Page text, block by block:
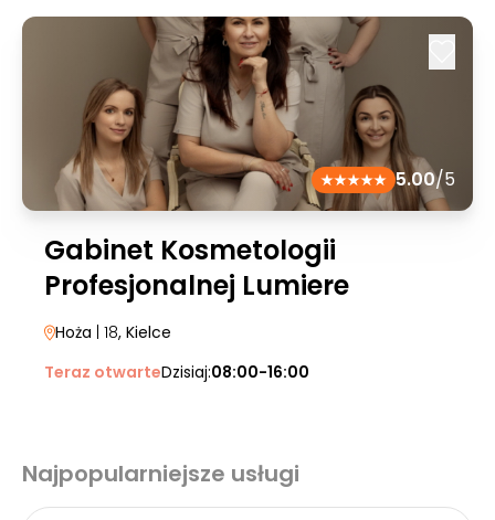
5.00/5
Gabinet Kosmetologii
Profesjonalnej Lumiere
Hoża | 18, Kielce
Teraz otwarteDzisiaj:08:00-16:00
Najpopularniejsze usługi